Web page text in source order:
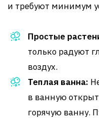
и требуют минимум
Простые
только радуют
воздух.
Теплая ванна:
в ванную
горячую ванну.